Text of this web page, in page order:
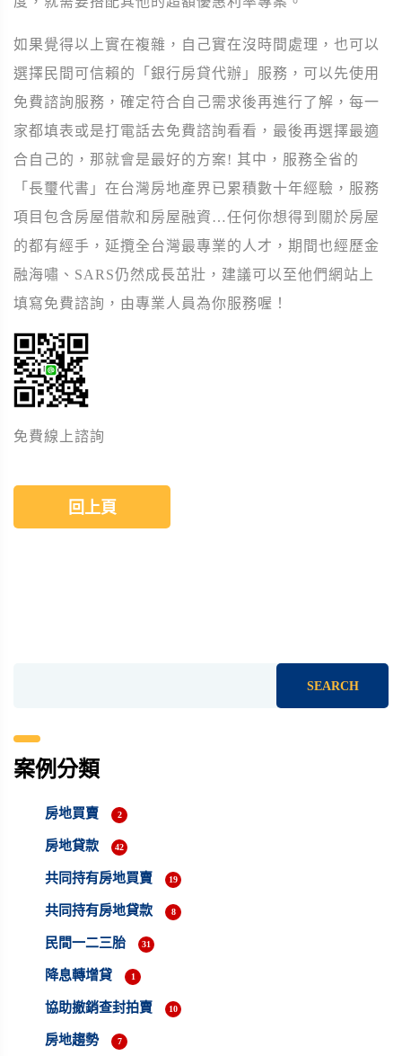
如果覺得以上實在複雜，自己實在沒時間處理，也可以
選擇民間可信賴的「銀行房貸代辦」服務，可以先使用
免費諮詢服務，確定符合自己需求後再進行了解，每一
家都填表或是打電話去免費諮詢看看，最後再選擇最適
合自己的，那就會是最好的方案! 其中，服務全省的
「長璽代書」在台灣房地產界已累積數十年經驗，服務
項目包含房屋借款和房屋融資…任何你想得到關於房屋
的都有經手，延攬全台灣最專業的人才，期間也經歷金
融海嘯、SARS仍然成長茁壯，建議可以至他們網站上
填寫免費諮詢，由專業人員為你服務喔！
免費線上諮詢
回上頁
SEARCH
案例分類
房地買賣 2
房地貸款 42
共同持有房地買賣 19
共同持有房地貸款 8
民間一二三胎 31
降息轉增貸 1
協助撤銷查封拍賣 10
房地趨勢 7